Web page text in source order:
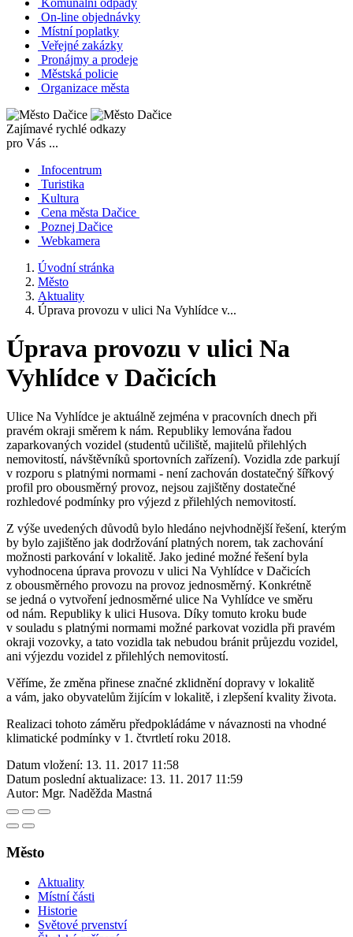
Komunální odpady
On-line objednávky
Místní poplatky
Veřejné zakázky
Pronájmy a prodeje
Městská policie
Organizace města
Zajímavé rychlé odkazy
pro Vás ...
Infocentrum
Turistika
Kultura
Cena města Dačice
Poznej Dačice
Webkamera
Úvodní stránka
Město
Aktuality
Úprava provozu v ulici Na Vyhlídce v...
Úprava provozu v ulici Na
Vyhlídce v Dačicích
Ulice Na Vyhlídce je aktuálně zejména v pracovních dnech při
pravém okraji směrem k nám. Republiky lemována řadou
zaparkovaných vozidel (studentů učiliště, majitelů přilehlých
nemovitostí, návštěvníků sportovních zařízení). Vozidla zde parkují
v rozporu s platnými normami - není zachován dostatečný šířkový
profil pro obousměrný provoz, nejsou zajištěny dostatečné
rozhledové podmínky pro výjezd z přilehlých nemovitostí.
Z výše uvedených důvodů bylo hledáno nejvhodnější řešení, kterým
by bylo zajištěno jak dodržování platných norem, tak zachování
možnosti parkování v lokalitě. Jako jediné možné řešení byla
vyhodnocena úprava provozu v ulici Na Vyhlídce v Dačicích
z obousměrného provozu na provoz jednosměrný. Konkrétně
se jedná o vytvoření jednosměrné ulice Na Vyhlídce ve směru
od nám. Republiky k ulici Husova. Díky tomuto kroku bude
v souladu s platnými normami možné parkovat vozidla při pravém
okraji vozovky, a tato vozidla tak nebudou bránit průjezdu vozidel,
ani výjezdu vozidel z přilehlých nemovitostí.
Věříme, že změna přinese značné zklidnění dopravy v lokalitě
a vám, jako obyvatelům žijícím v lokalitě, i zlepšení kvality života.
Realizaci tohoto záměru předpokládáme v návaznosti na vhodné
klimatické podmínky v 1. čtvrtletí roku 2018.
Datum vložení: 13. 11. 2017 11:58
Datum poslední aktualizace: 13. 11. 2017 11:59
Autor: Mgr. Naděžda Mastná
Město
Aktuality
Místní části
Historie
Světové prvenství